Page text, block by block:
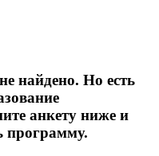
найдено. Но есть
анкету ниже и
программу.